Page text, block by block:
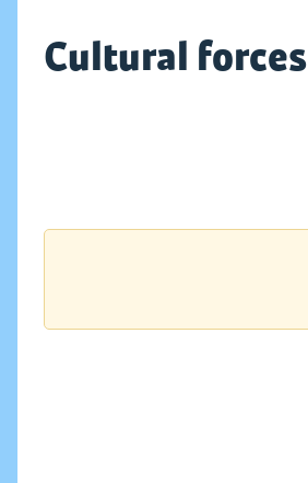
Cultural forces